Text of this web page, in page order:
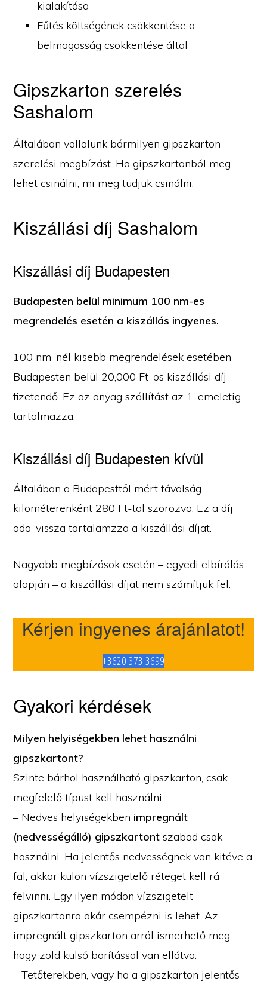
kialakítása
Fűtés költségének csökkentése a
belmagasság csökkentése által
Gipszkarton szerelés
Sashalom
Általában vallalunk bármilyen gipszkarton
szerelési megbízást. Ha gipszkartonból meg
lehet csinálni, mi meg tudjuk csinálni.
Kiszállási díj Sashalom
Kiszállási díj Budapesten
Budapesten belül minimum 100 nm-es
megrendelés esetén a kiszállás ingyenes.
100 nm-nél kisebb megrendelések esetében
Budapesten belül 20,000 Ft-os kiszállási díj
fizetendő. Ez az anyag szállítást az 1. emeletig
tartalmazza.
Kiszállási díj Budapesten kívül
Általában a Budapesttől mért távolság
kilométerenként 280 Ft-tal szorozva. Ez a díj
oda-vissza tartalamzza a kiszállási díjat.
Nagyobb megbízások esetén – egyedi elbírálás
alapján – a kiszállási díjat nem számítjuk fel.
Kérjen ingyenes árajánlatot!
+3620 373 3699
Gyakori kérdések
Milyen helyiségekben lehet használni
gipszkartont?
Szinte bárhol használható gipszkarton, csak
megfelelő típust kell használni.
– Nedves helyiségekben impregnált
(nedvességálló) gipszkartont szabad csak
használni. Ha jelentős nedvességnek van kitéve a
fal, akkor külön vízszigetelő réteget kell rá
felvinni. Egy ilyen módon vízszigetelt
gipszkartonra akár csempézni is lehet. Az
impregnált gipszkarton arról ismerhető meg,
hogy zöld külső borítással van ellátva.
– Tetőterekben, vagy ha a gipszkarton jelentős